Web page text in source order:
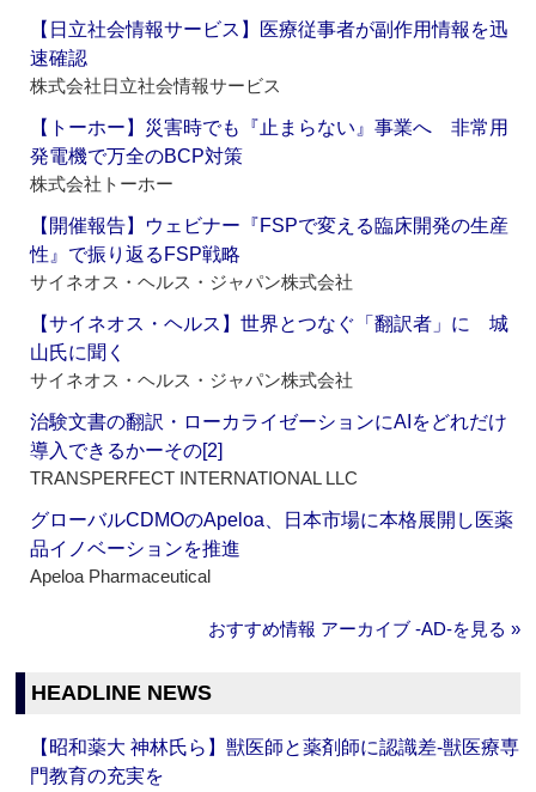
【日立社会情報サービス】医療従事者が副作用情報を迅
速確認
株式会社日立社会情報サービス
【トーホー】災害時でも『止まらない』事業へ 非常用
発電機で万全のBCP対策
株式会社トーホー
【開催報告】ウェビナー『FSPで変える臨床開発の生産
性』で振り返るFSP戦略
サイネオス・ヘルス・ジャパン株式会社
【サイネオス・ヘルス】世界とつなぐ「翻訳者」に 城
山氏に聞く
サイネオス・ヘルス・ジャパン株式会社
治験文書の翻訳・ローカライゼーションにAIをどれだけ
導入できるかーその[2]
TRANSPERFECT INTERNATIONAL LLC
グローバルCDMOのApeloa、日本市場に本格展開し医薬
品イノベーションを推進
Apeloa Pharmaceutical
おすすめ情報 アーカイブ ‐AD‐を見る »
HEADLINE NEWS
【昭和薬大 神林氏ら】獣医師と薬剤師に認識差‐獣医療専
門教育の充実を